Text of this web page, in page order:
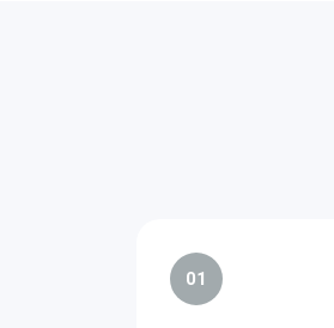
01